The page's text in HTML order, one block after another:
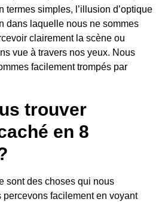
termes simples, l’illusion d’optique
dans laquelle nous ne sommes
clairement la scène ou
vue à travers nos yeux. Nous
facilement trompés par
trouver
en 8
sont des choses qui nous
percevons facilement en voyant